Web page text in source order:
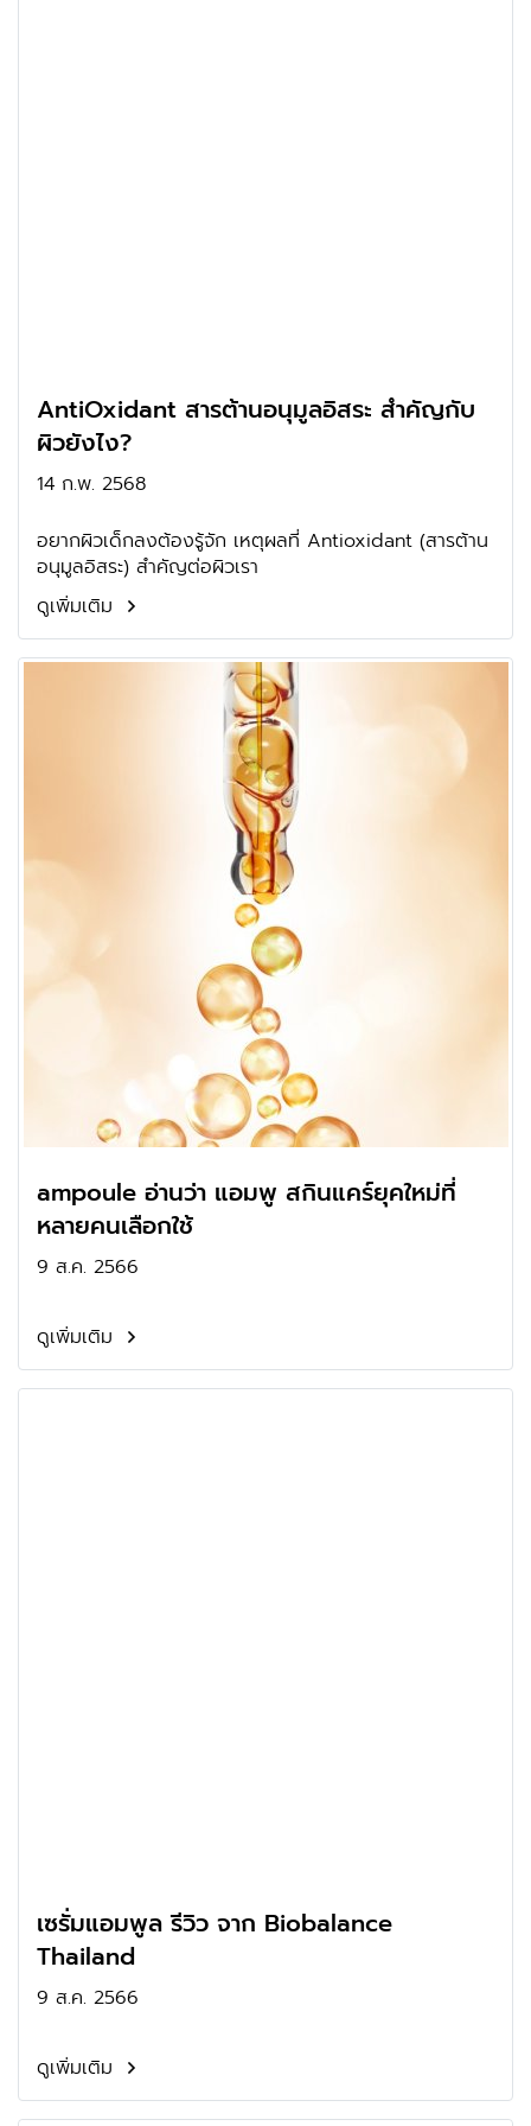
AntiOxidant สารต้านอนุมูลอิสระ สำคัญกับ
ผิวยังไง?
14 ก.พ. 2568
อยากผิวเด็กลงต้องรู้จัก เหตุผลที่ Antioxidant (สารต้าน
อนุมูลอิสระ) สำคัญต่อผิวเรา
ดูเพิ่มเติม
ampoule อ่านว่า แอมพู สกินแคร์ยุคใหม่ที่
หลายคนเลือกใช้
9 ส.ค. 2566
ดูเพิ่มเติม
เซรั่มแอมพูล รีวิว จาก Biobalance
Thailand
9 ส.ค. 2566
ดูเพิ่มเติม